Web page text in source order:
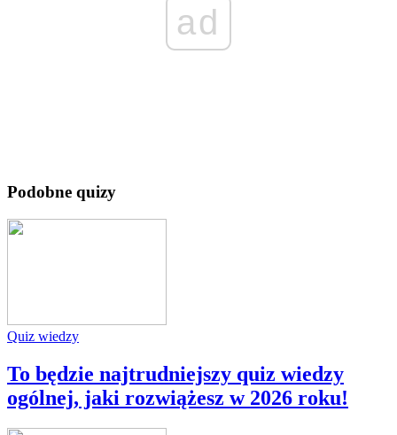
ad
Podobne quizy
Quiz wiedzy
To będzie najtrudniejszy quiz wiedzy
ogólnej, jaki rozwiążesz w 2026 roku!